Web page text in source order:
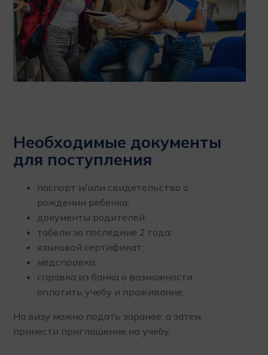
Необходимые документы
для поступления
паспорт и/или свидетельство о
рождении ребенка;
документы родителей;
табели за последние 2 года;
языковой сертификат;
медсправка;
справка из банка о возможности
оплатить учебу и проживание.
На визу можно подать заранее, а затем
принести приглашение на учебу.